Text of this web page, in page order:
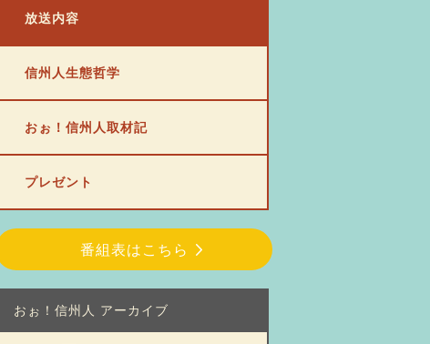
放送内容
信州人生態哲学
おぉ！信州人取材記
プレゼント
番組表はこちら
おぉ！信州人 アーカイブ